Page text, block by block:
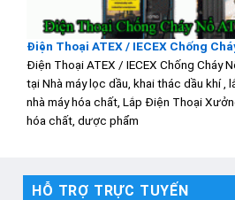
HỖ TRỢ TRỰC TUYẾN
Điện Thoại ATEX / IECEX Chống
Điện Thoại ATEX / IECEX Chống Cháy
tại Nhà máy lọc dầu, khai thác dầu khí ,
nhà máy hóa chất, Lắp Điện Thoại
hóa chất, dược phẩm